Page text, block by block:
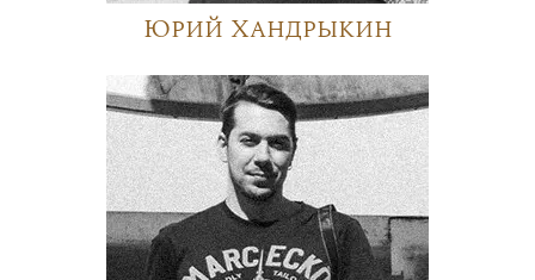
Юрий Хандрыкин